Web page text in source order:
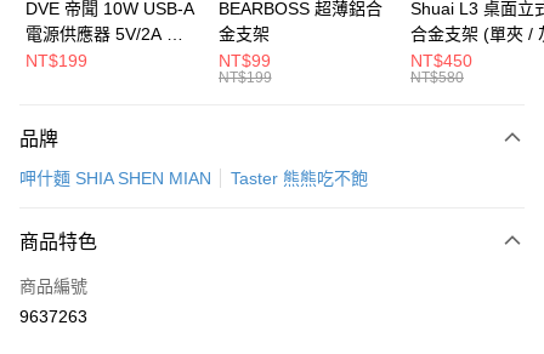
匯豐（台灣）商業銀行
華泰商業銀行
聯邦商業銀行
元大商業銀行
台灣樂天信用卡公司
國泰世華商業銀行
兆豐國際商業銀行
臺灣中小企業銀行
匯豐（台灣）商業銀行
玉山商業銀行
台灣樂天信用卡公司
街口支付
悠遊付
相關說明
1.本服務由台灣大哥大提供，台灣大哥大用戶可立即使用無須另外申請。
2.付款方式選擇「大哥付你分期」，訂單成立後會自動跳轉到大哥付的交易
ATM付款
貨到付款
DVE 帝聞 10W USB-A
電源供應器 5V/2A 充
電頭 (適用閱讀器、小
NT$199
BEARBOSS 超薄鋁合
金支架
NT$99
NT$199
Shuai L3 桌面立
合金支架 (單夾 /
NT$450
NT$580
品牌
呷什麵 SHIA SHEN MIAN Taster 熊熊吃不飽
商品特色
商品編號
9637263